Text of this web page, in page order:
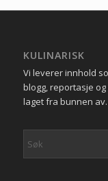
KULINARISK
Vi leverer innhold
blogg, reportasje
laget fra bunnen av.